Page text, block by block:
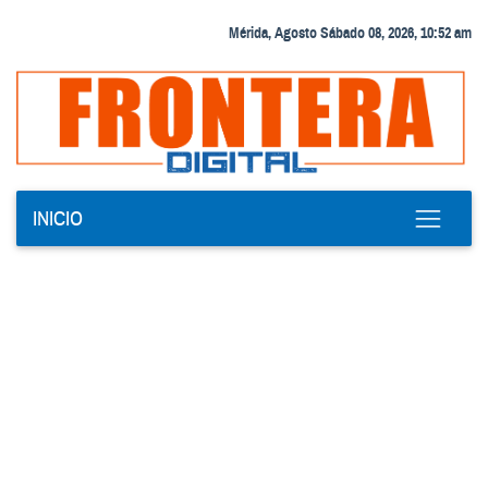
Mérida, Agosto Sábado 08, 2026, 10:52 am
INICIO